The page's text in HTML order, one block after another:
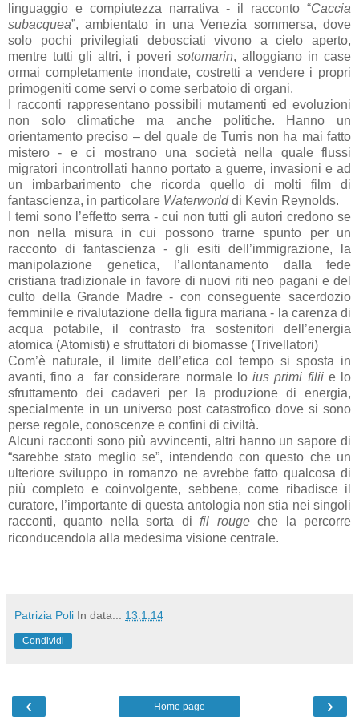
linguaggio e compiutezza narrativa - il racconto “Caccia
subacquea”, ambientato in una Venezia sommersa, dove
solo pochi privilegiati debosciati vivono a cielo aperto,
mentre tutti gli altri, i poveri sotomarin, alloggiano in case
ormai completamente inondate, costretti a vendere i propri
primogeniti come servi o come serbatoio di organi.
I racconti rappresentano possibili mutamenti ed evoluzioni
non solo climatiche ma anche politiche. Hanno un
orientamento preciso – del quale de Turris non ha mai fatto
mistero - e ci mostrano una società nella quale flussi
migratori incontrollati hanno portato a guerre, invasioni e ad
un imbarbarimento che ricorda quello di molti film di
fantascienza, in particolare Waterworlddi Kevin Reynolds.
I temi sono l’effetto serra - cui non tutti gli autori credono se
non nella misura in cui possono trarne spunto per un
racconto di fantascienza - gli esiti dell’immigrazione, la
manipolazione genetica, l’allontanamento dalla fede
cristiana tradizionale in favore di nuovi riti neo pagani e del
culto della Grande Madre - con conseguente sacerdozio
femminile e rivalutazione della figura mariana - la carenza di
acqua potabile, il contrasto fra sostenitori dell’energia
atomica (Atomisti) e sfruttatori di biomasse (Trivellatori)
Com’è naturale, il limite dell’etica col tempo si sposta in
avanti, fino a far considerare normale lo ius primi filiie lo
sfruttamento dei cadaveri per la produzione di energia,
specialmente in un universo post catastrofico dove si sono
perse regole, conoscenze e confini di civiltà.
Alcuni racconti sono più avvincenti, altri hanno un sapore di
“sarebbe stato meglio se”, intendendo con questo che un
ulteriore sviluppo in romanzo ne avrebbe fatto qualcosa di
più completo e coinvolgente, sebbene, come ribadisce il
curatore, l’importante di questa antologia non stia nei singoli
racconti, quanto nella sorta difil rougeche la percorre
riconducendola alla medesima visione centrale.
Patrizia Poli In data... 13.1.14
Condividi
‹ ›
Home page